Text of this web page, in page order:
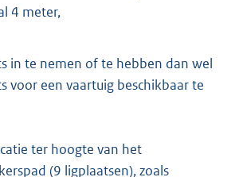
4 meter,
in te nemen of te hebben dan wel
voor een vaartuig beschikbaar te
ter hoogte van het
(9 ligplaatsen), zoals